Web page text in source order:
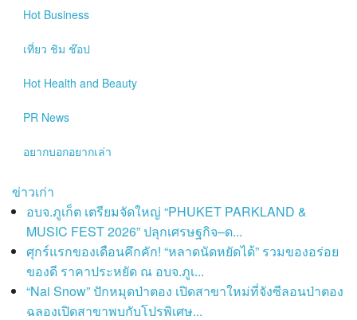
Hot Business
เที่ยว ชิม ช๊อป
Hot Health and Beauty
PR News
อยากบอกอยากเล่า
ข่าวเก่า
อบจ.ภูเก็ต เตรียมจัดใหญ่ “PHUKET PARKLAND &
MUSIC FEST 2026” ปลุกเศรษฐกิจ–ด...
ศุกร์แรกของเดือนคึกคัก! “หลาดนัดหยัดได้” รวมของอร่อย
ของดี ราคาประหยัด ณ อบจ.ภูเ...
“Nai Snow” ปักหมุดป่าตอง เปิดสาขาใหม่ที่จังซีลอนป่าตอง
ฉลองเปิดสาขาพบกับโปรพิเศษ...